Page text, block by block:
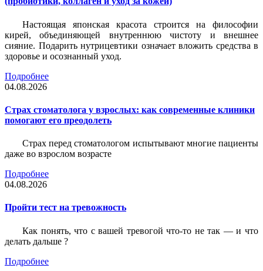
Настоящая японская красота строится на философии
кирей, объединяющей внутреннюю чистоту и внешнее
сияние. Подарить нутрицевтики означает вложить средства в
здоровье и осознанный уход.
Подробнее
04.08.2026
Страх стоматолога у взрослых: как современные клиники
помогают его преодолеть
Страх перед стоматологом испытывают многие пациенты
даже во взрослом возрасте
Подробнее
04.08.2026
Пройти тест на тревожность
Как понять, что с вашей тревогой что-то не так — и что
делать дальше ?
Подробнее